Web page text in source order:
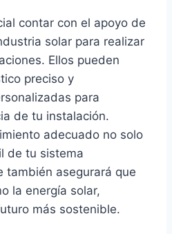
contar con el apoyo de
solar para realizar
Ellos pueden
preciso y
para
de tu instalación.
adecuado no solo
de tu sistema
también asegurará que
la energía solar,
más sostenible.